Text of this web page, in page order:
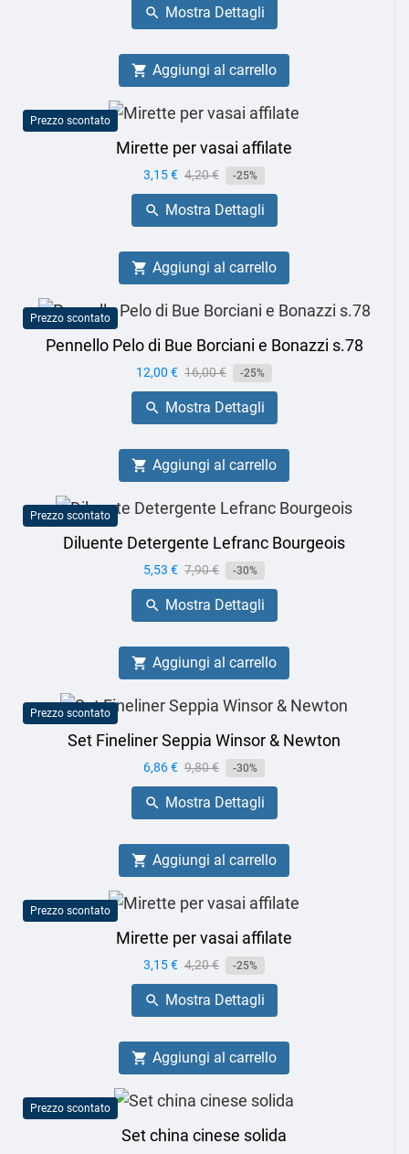
 Mostra Dettagli
 Aggiungi al carrello
Prezzo scontato
Mirette per vasai affilate
Prezzo
3,15 € Prezzo
base
4,20 € -25%
 Mostra Dettagli
 Aggiungi al carrello
Prezzo scontato
Pennello Pelo di Bue Borciani e Bonazzi s.78
Prezzo
12,00 € Prezzo
base
16,00 € -25%
 Mostra Dettagli
 Aggiungi al carrello
Prezzo scontato
Diluente Detergente Lefranc Bourgeois
Prezzo
5,53 € Prezzo
base
7,90 € -30%
 Mostra Dettagli
 Aggiungi al carrello
Prezzo scontato
Set Fineliner Seppia Winsor & Newton
Prezzo
6,86 € Prezzo
base
9,80 € -30%
 Mostra Dettagli
 Aggiungi al carrello
Prezzo scontato
Mirette per vasai affilate
Prezzo
3,15 € Prezzo
base
4,20 € -25%
 Mostra Dettagli
 Aggiungi al carrello
Prezzo scontato
Set china cinese solida